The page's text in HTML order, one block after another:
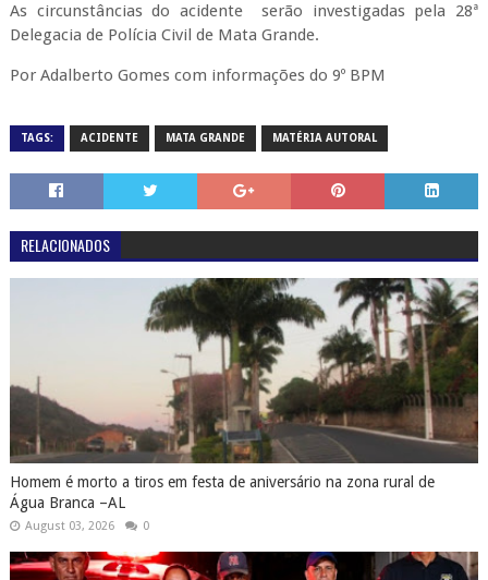
As circunstâncias do acidente serão investigadas pela 28ª
Delegacia de Polícia Civil de Mata Grande.
Por Adalberto Gomes com informações do 9º BPM
TAGS: ACIDENTE MATA GRANDE MATÉRIA AUTORAL
RELACIONADOS
Homem é morto a tiros em festa de aniversário na zona rural de
Água Branca –AL
August 03, 2026 0